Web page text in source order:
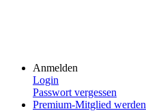
Anmelden
Login
Passwort vergessen
Premium-Mitglied werden